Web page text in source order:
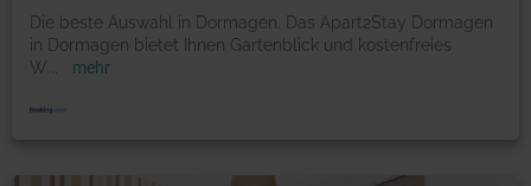
Die beste Auswahl in Dormagen. Das Apart2Stay Dormagen
in Dormagen bietet Ihnen Gartenblick und kostenfreies
W
mehr